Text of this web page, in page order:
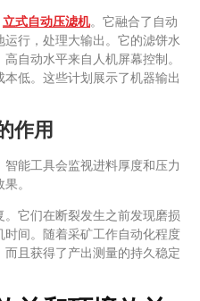
立式自动压滤机。它融合了自动
行，处理大输出。它的滤饼水
自动水平来自人机屏幕控制。
低。这些计划展示了机器输出
作用
能工具会监视进料厚度和压力
。
它们在断裂发生之前发现磨损
间。随着采矿工作自动化程度
且获得了产出测量的持久稳定